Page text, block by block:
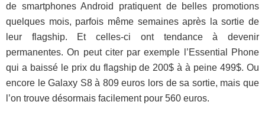
de smartphones Android pratiquent de belles promotions
quelques mois, parfois même semaines après la sortie de
leur flagship. Et celles-ci ont tendance à devenir
permanentes. On peut citer par exemple l’Essential Phone
qui a baissé le prix du flagship de 200$ à à peine 499$. Ou
encore le Galaxy S8 à 809 euros lors de sa sortie, mais que
l’on trouve désormais facilement pour 560 euros.